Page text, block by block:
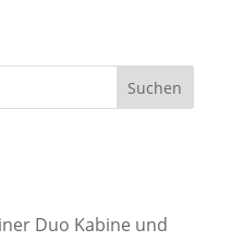
Duo Kabine und